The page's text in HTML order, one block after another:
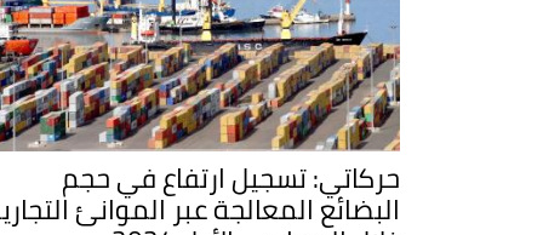
حركاتي: تسجيل ارتفاع في حجم
البضائع المعالجة عبر الموانئ